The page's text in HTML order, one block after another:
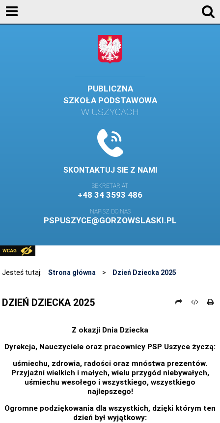
PUBLICZNA
SZKOŁA PODSTAWOWA
W USZYCACH
SKONTAKTUJ SIE Z NAMI
SEKRETARIAT
+48 34 3593 486
NAPISZ DO NAS
PSPUSZYCE@GORZOWSLASKI.PL
STANDARDY OCHRONY MAŁOLETNICH
PRZECIWDZIAŁANIE PRZEMOCY RÓWIEŚNICZEJ
LABORATORIUM PRZYSZŁOŚCI
ZAWODY SPORTOWE
ARCHIWUM STRONY
DANE OSOBOWE
Jesteś tutaj: Strona główna > Dzień Dziecka 2025
DZIEŃ DZIECKA 2025
Z okazji Dnia Dziecka
Dyrekcja, Nauczyciele oraz pracownicy PSP Uszyce życzą:
uśmiechu, zdrowia, radości oraz mnóstwa prezentów.
Przyjaźni wielkich i małych, wielu przygód niebywałych,
uśmiechu wesołego i wszystkiego, wszystkiego
najlepszego!
Ogromne podziękowania dla wszystkich, dzięki którym ten
dzień był wyjątkowy: